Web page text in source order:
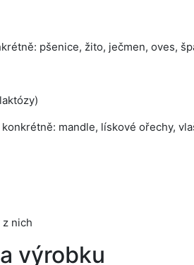
pšenice, žito, ječmen, oves,
mandle, lískové ořechy,
z nich
výrobku